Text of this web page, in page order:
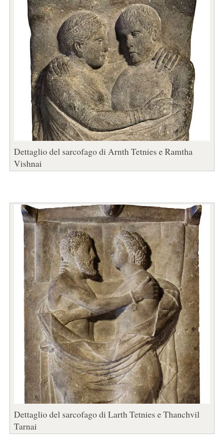
Dettaglio del sarcofago di Arnth Tetnies e Ramtha
Vishnai
Dettaglio del sarcofago di Larth Tetnies e Thanchvil
Tarnai